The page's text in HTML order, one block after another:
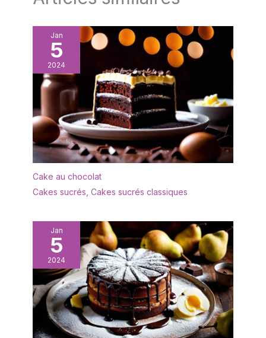
faire plaisir avec de la
Jan
5
2024
Cake au chocolat
Cakes sucrés Cakes sucrés classiques
Jan
5
2024